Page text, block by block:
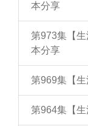
本分享
第973集【
本分享
第969集【
第964集【